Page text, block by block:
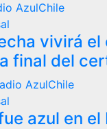
AzulChile
vivirá el
final del
AzulChile
azul en el